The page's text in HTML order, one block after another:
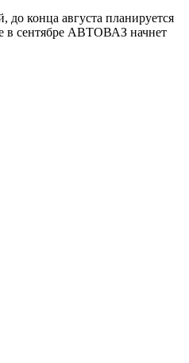
конца августа планируется
в сентябре АВТОВАЗ начнет